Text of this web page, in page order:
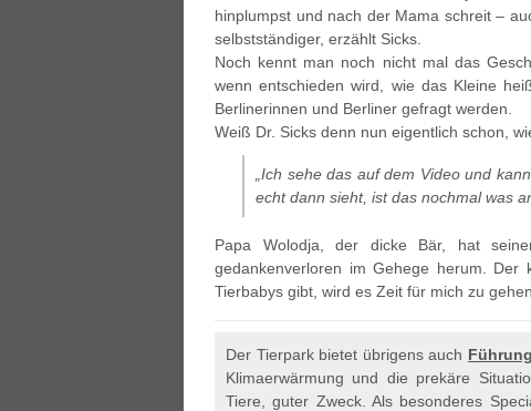
hinplumpst und nach der Mama schreit –
selbstständiger, erzählt Sicks.
Noch kennt man noch nicht mal das
wenn entschieden wird, wie das Kleine
Berlinerinnen und Berliner gefragt werden.
Weiß Dr. Sicks denn nun eigentlich schon,
„Ich sehe das auf dem Video und
echt dann sieht, ist das nochmal was
Papa Wolodja, der dicke Bär, hat
gedankenverloren im Gehege herum.
Tierbabys gibt, wird es Zeit für mich zu gehen.
Der Tierpark bietet übrigens auch
Klimaerwärmung und die prekäre
Tiere, guter Zweck. Als besonderes